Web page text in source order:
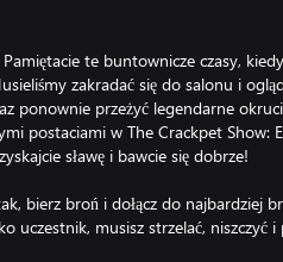
te buntownicze czasy,
zakradać się do salonu i
ponownie przeżyć legendarne
postaciami w The Crackpet Show:
sławę i bawcie się dobrze!
bierz broń i dołącz do najbardziej
uczestnik, musisz strzelać, niszczyć i